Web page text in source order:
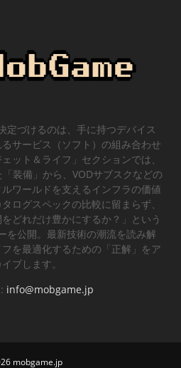
定づけるのは、手に持つデバイス
るサービス（ソフト）の組み合わせ
ット＆ライフ」セクションでは、
装備」から、VODサブスクなどの
ルワールドを支えるインフラの価値
ログスペックの比較に留まらず、
どれだけ豊かにするか？」という
を公開。最新技術の潮流を読み解
を最適化するための「正解」をア
ブします。
info@mobgame.jp
mobgame.jp